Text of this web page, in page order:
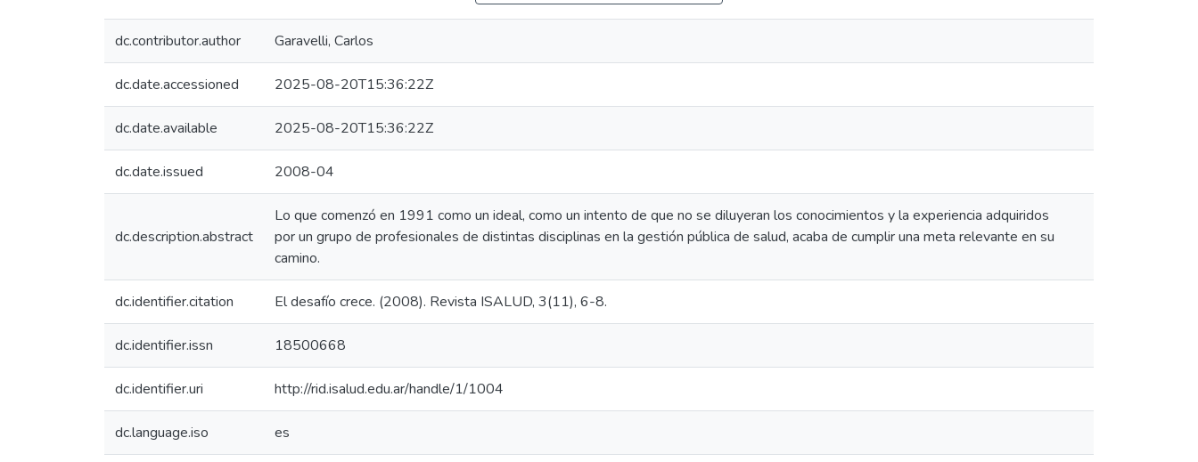
dc.contributor.author Garavelli, Carlos
dc.date.accessioned 2025-08-20T15:36:22Z
dc.date.available 2025-08-20T15:36:22Z
dc.date.issued 2008-04
dc.description.abstract
Lo que comenzó en 1991 como un ideal, como un intento de que no se diluyeran los conocimientos y la experiencia adquiridos
por un grupo de profesionales de distintas disciplinas en la gestión pública de salud, acaba de cumplir una meta relevante en su
camino.
dc.identifier.citation El desafío crece. (2008). Revista ISALUD, 3(11), 6-8.
dc.identifier.issn 18500668
dc.identifier.uri http://rid.isalud.edu.ar/handle/1/1004
dc.language.iso es